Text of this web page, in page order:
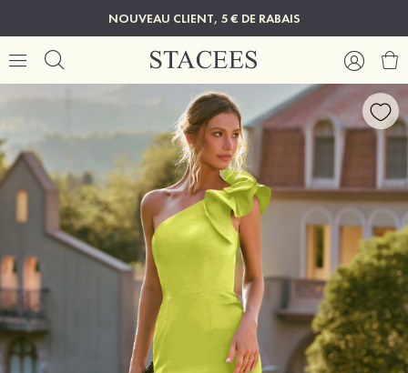
NOUVEAU CLIENT, 5 € DE RABAIS